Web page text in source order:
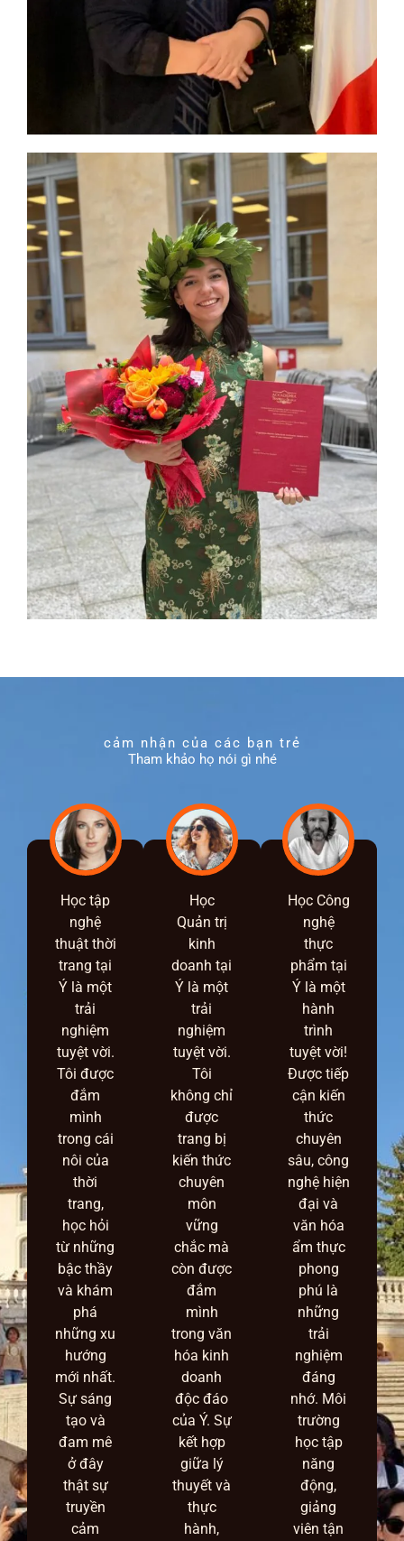
cảm nhận của các bạn trẻ
Tham khảo họ nói gì nhé
Học tập
nghệ
thuật thời
trang tại
Ý là một
trải
nghiệm
tuyệt vời.
Tôi được
đắm
mình
trong cái
nôi của
thời
trang,
học hỏi
từ những
bậc thầy
và khám
phá
những xu
hướng
mới nhất.
Sự sáng
tạo và
đam mê
ở đây
thật sự
truyền
cảm
Học
Quản trị
kinh
doanh tại
Ý là một
trải
nghiệm
tuyệt vời.
Tôi
không chỉ
được
trang bị
kiến thức
chuyên
môn
vững
chắc mà
còn được
đắm
mình
trong văn
hóa kinh
doanh
độc đáo
của Ý. Sự
kết hợp
giữa lý
thuyết và
thực
hành,
Học Công
nghệ
thực
phẩm tại
Ý là một
hành
trình
tuyệt vời!
Được tiếp
cận kiến
thức
chuyên
sâu, công
nghệ hiện
đại và
văn hóa
ẩm thực
phong
phú là
những
trải
nghiệm
đáng
nhớ. Môi
trường
học tập
năng
động,
giảng
viên tận